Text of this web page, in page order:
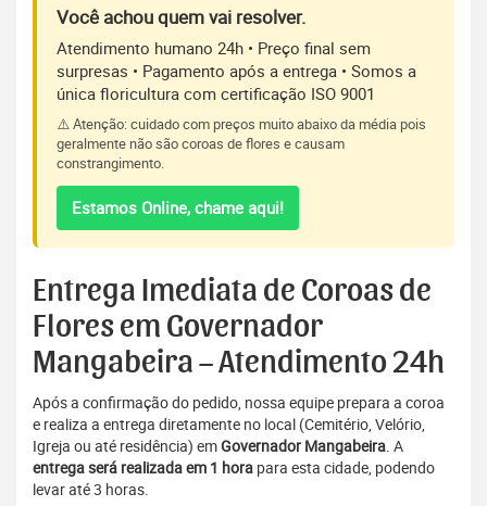
Você achou quem vai resolver.
Atendimento humano 24h • Preço final sem
surpresas • Pagamento após a entrega • Somos a
única floricultura com certificação ISO 9001
⚠️ Atenção: cuidado com preços muito abaixo da média pois
geralmente não são coroas de flores e causam
constrangimento.
Estamos Online, chame aqui!
Entrega Imediata de Coroas de
Flores em Governador
Mangabeira – Atendimento 24h
Após a confirmação do pedido, nossa equipe prepara a coroa
e realiza a entrega diretamente no local (Cemitério, Velório,
Igreja ou até residência) emGovernador Mangabeira. A
entrega será realizada em 1 hora para esta cidade, podendo
levar até 3 horas.